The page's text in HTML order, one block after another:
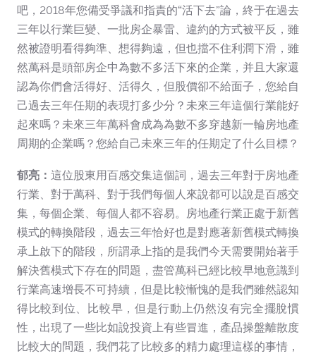
吧，2018年您備受爭議和指責的“活下去”論，終于在過去
三年以行業巨變、一批房企暴雷、違約的方式被平反，雖
然被證明看得夠準、想得夠遠，但也擋不住利潤下滑，雖
然萬科是頭部房企中為數不多活下來的企業，并且大家還
認為你們會活得好、活得久，但股價卻不給面子，您給自
己過去三年任期的表現打多少分？未來三年這個行業能好
起來嗎？未來三年萬科會成為為數不多穿越新一輪房地產
周期的企業嗎？您給自己未來三年的任期定了什么目標？
郁亮： 這位股東用百感交集這個詞，過去三年對于房地產
行業、對于萬科、對于我們每個人來說都可以說是百感交
集，每個企業、每個人都不容易。房地產行業正處于新舊
模式的轉換階段，過去三年恰好也是對應著新舊模式轉換
承上啟下的階段，所謂承上指的是我們今天需要開始著手
解決舊模式下存在的問題，盡管萬科已經比較早地意識到
行業高速增長不可持續，但是比較慚愧的是我們雖然認知
得比較到位、比較早，但是行動上仍然沒有完全擺脫慣
性，出現了一些比如說投資上有些冒進，產品操盤離散度
比較大的問題，我們花了比較多的精力處理這樣的事情，